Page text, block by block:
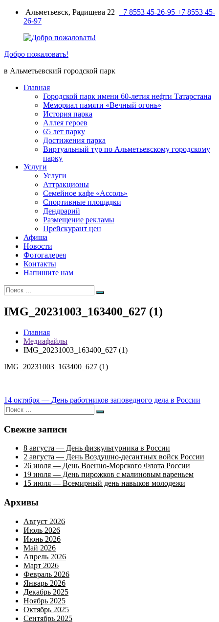
ПерейтиАльметьевск, Радищева 22 +7 8553 45-26-95 +7 8553 45-
26-97
Добро пожаловать!
в Альметьевский городской парк
Главная
Городской парк имени 60-летия нефти Татарстана
Мемориал памяти «Вечный огонь»
История парка
Аллея героев
65 лет парку
Достижения парка
Виртуальный тур по Альметьевскому городскому
парку
Услуги
Услуги
Аттракционы
Семейное кафе «Ассоль»
Спортивные площадки
Дендрарий
Размещение рекламы
Прейскурант цен
Афиша
Новости
Фотогалерея
Контакты
Напишите нам
Искать:
Поиск
IMG_20231003_163400_627 (1)
Главная
Медиафайлы
IMG_20231003_163400_627 (1)
IMG_20231003_163400_627 (1)
Навигация
по
записям
14 октября — День работников заповедного дела в России
Искать:
Поиск
Свежие записи
8 августа — День физкультурника в России
2 августа — День Воздушно-десантных войск России
26 июля — День Военно-Морского Флота России
19 июля — День пирожков с малиновым вареньем
15 июля — Всемирный день навыков молодежи
Архивы
Август 2026
Июль 2026
Июнь 2026
Май 2026
Апрель 2026
Март 2026
Февраль 2026
Январь 2026
Декабрь 2025
Ноябрь 2025
Октябрь 2025
Сентябрь 2025